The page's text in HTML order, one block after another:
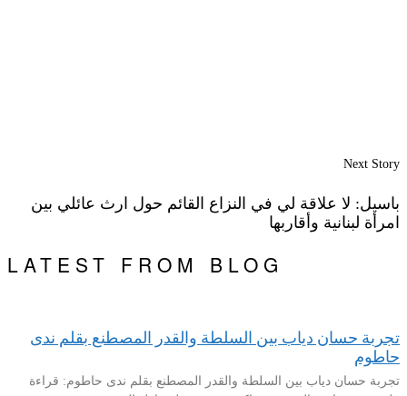
Next Story
باسيل: لا علاقة لي في النزاع القائم حول ارث عائلي بين
امرأة لبنانية وأقاربها
LATEST FROM BLOG
تجربة حسان دياب بين السلطة والقدر المصطنع بقلم ندى
حاطوم
تجربة حسان دياب بين السلطة والقدر المصطنع بقلم ندى حاطوم: قراءة